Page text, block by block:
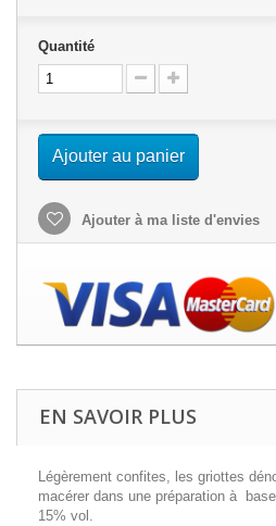
Quantité
Ajouter au panier
Ajouter à ma liste d'envies
EN SAVOIR PLUS
Légèrement confites, les griottes
macérer dans une préparation à
15% vol.